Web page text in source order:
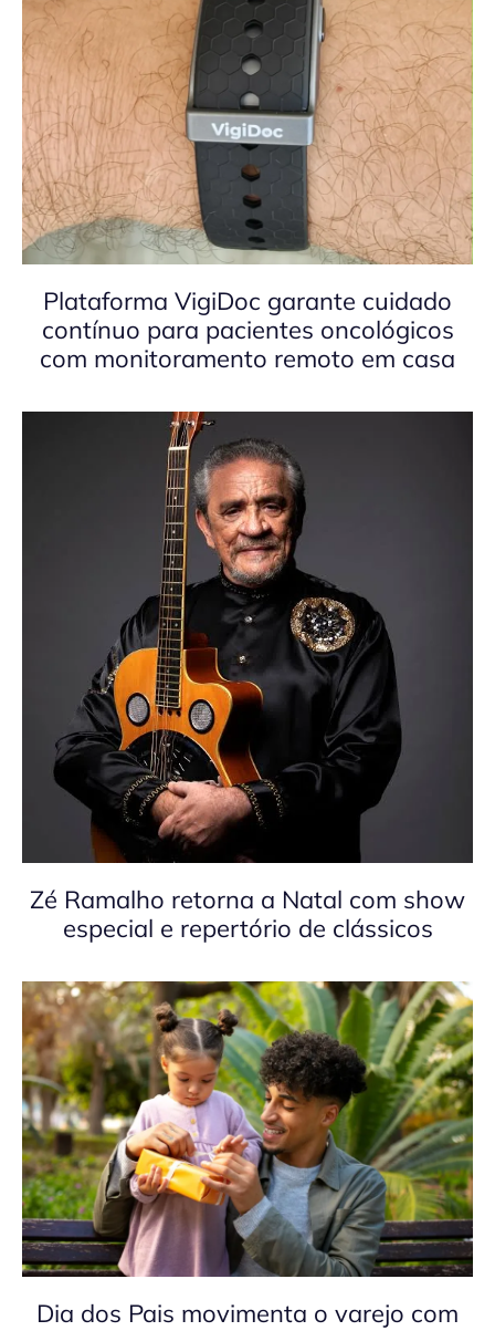
Plataforma VigiDoc garante cuidado
contínuo para pacientes oncológicos
com monitoramento remoto em casa
Zé Ramalho retorna a Natal com show
especial e repertório de clássicos
Dia dos Pais movimenta o varejo com